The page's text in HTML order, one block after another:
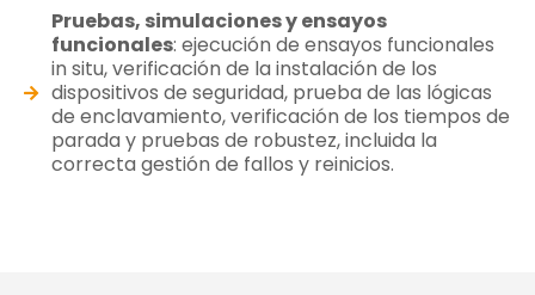
Pruebas, simulaciones y ensayos
funcionales: ejecución de ensayos funcionales
in situ, verificación de la instalación de los
dispositivos de seguridad, prueba de las lógicas
de enclavamiento, verificación de los tiempos de
parada y pruebas de robustez, incluida la
correcta gestión de fallos y reinicios.